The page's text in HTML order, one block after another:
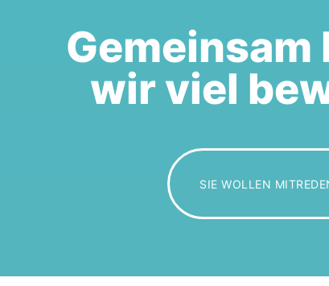
Gemeinsam
wir viel
SIE WOLLEN